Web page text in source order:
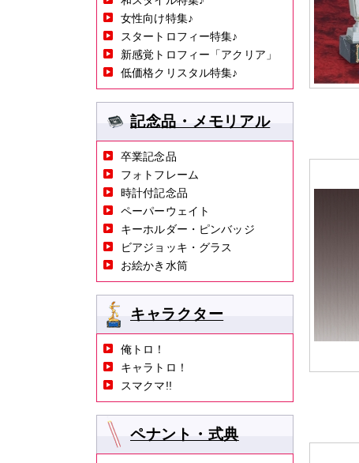
女性向け特集♪
スタートロフィー特集♪
新感覚トロフィー「アクリア」
低価格クリスタル特集♪
記念品・メモリアル
卒業記念品
フォトフレーム
時計付記念品
ペーパーウェイト
キーホルダー・ピンバッジ
ビアジョッキ・グラス
お絵かき水筒
キャラクター
俺トロ！
キャラトロ！
スマクマ!!
ペナント・式典